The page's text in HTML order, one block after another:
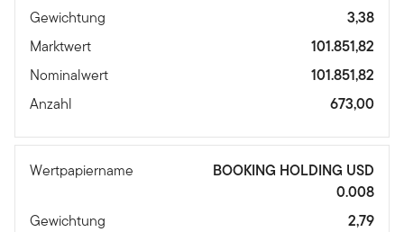
Gewichtung
3,38
Marktwert
101.851,82
Nominalwert
101.851,82
Anzahl
673,00
Wertpapiername
BOOKING HOLDING USD
0.008
Gewichtung
2,79